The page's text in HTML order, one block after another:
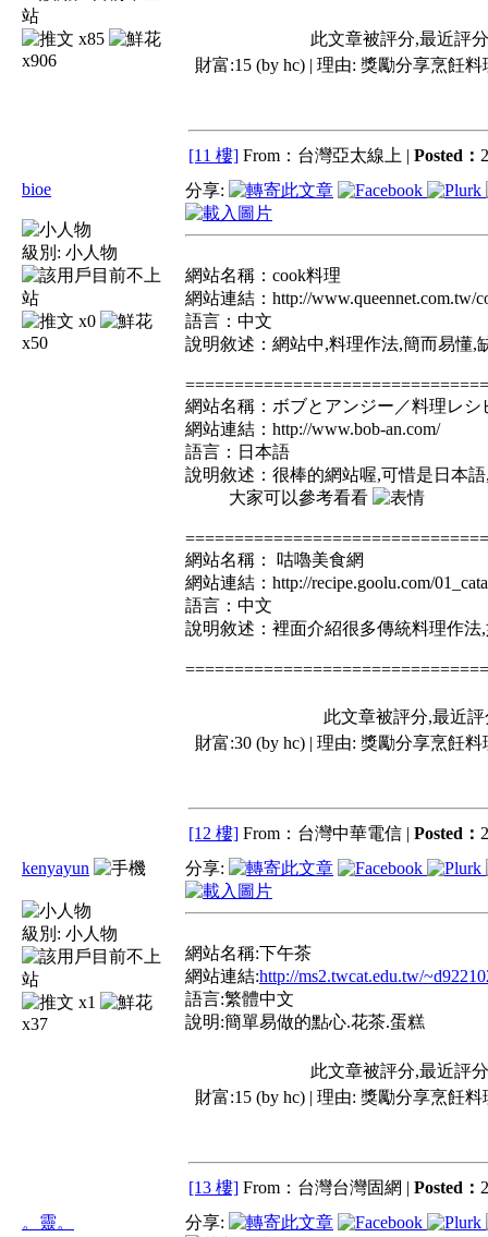
x85
x906
此文章被評分,最近評
財富:15 (by hc) | 理由: 獎勵分享烹飪
[11 樓] From：台灣亞太線上 | Posted：
bioe
級別: 小人物
x0
x50
分享:
網站名稱：cook料理
網站連結：http://www.queennet.com.tw/
語言：中文
說明敘述：網站中,料理作法,簡而易懂,
網站名稱：ボブとアンジー／料理レシ
網站連結：http://www.bob-an.com/
語言：日本語
說明敘述：很棒的網站喔,可惜是日本
大家可以參考看看
網站名稱： 咕嚕美食網
網站連結：http://recipe.goolu.com/
語言：中文
說明敘述：裡面介紹很多傳統料理作
此文章被評分,最近
財富:30 (by hc) | 理由: 獎勵分享烹飪料
[12 樓] From：台灣中華電信 | Posted：
kenyayun
級別: 小人物
x1
x37
分享:
網站名稱:下午茶
網站連結:http://ms2.twcat.edu.tw/
語言:繁體中文
說明:簡單易做的點心.花茶.蛋糕
此文章被評分,最近評
財富:15 (by hc) | 理由: 獎勵分享烹飪
[13 樓] From：台灣台灣固網 | Posted：
。靈。
分享: